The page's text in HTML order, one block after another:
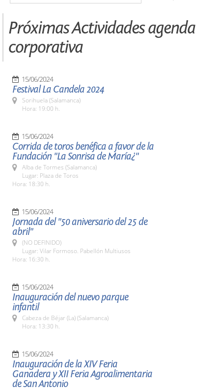
Próximas Actividades agenda
corporativa
15/06/2024
Festival La Candela 2024
Sorihuela (Salamanca)
Hora: 19:00 h.
15/06/2024
Corrida de toros benéfica a favor de la
Fundación "La Sonrisa de María¿"
Alba de Tormes (Salamanca)
Lugar: Plaza de Toros
Hora: 18:30 h.
15/06/2024
Jornada del "50 aniversario del 25 de
abril"
(NO DEFINIDO)
Lugar: Vilar Formoso. Pabellón Multiusos
Hora: 16:30 h.
15/06/2024
Inauguración del nuevo parque
infantil
Cabeza de Béjar (La) (Salamanca)
Hora: 13:30 h.
15/06/2024
Inauguración de la XIV Feria
Ganadera y XII Feria Agroalimentaria
de San Antonio